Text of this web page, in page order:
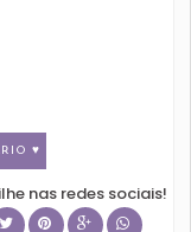
♥
nas redes sociais!